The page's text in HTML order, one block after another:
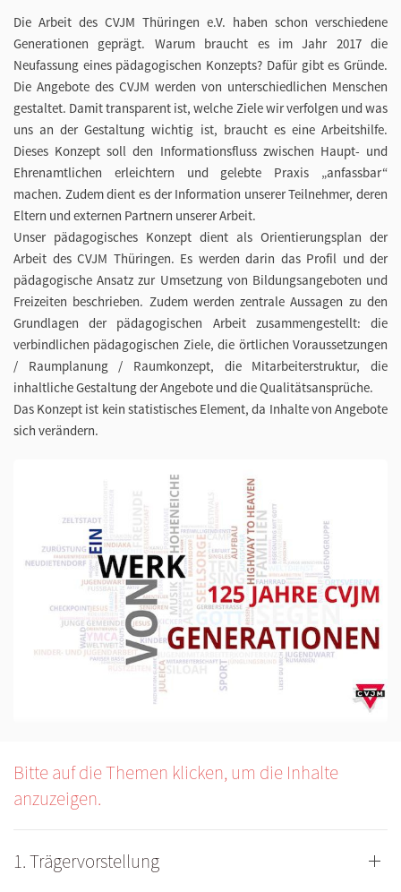
Die Arbeit des CVJM Thüringen e.V. haben schon verschiedene
Generationen geprägt. Warum braucht es im Jahr 2017 die
Neufassung eines pädagogischen Konzepts? Dafür gibt es Gründe.
Die Angebote des CVJM werden von unterschiedlichen Menschen
gestaltet. Damit transparent ist, welche Ziele wir verfolgen und was
uns an der Gestaltung wichtig ist, braucht es eine Arbeitshilfe.
Dieses Konzept soll den Informationsfluss zwischen Haupt- und
Ehrenamtlichen erleichtern und gelebte Praxis „anfassbar“
machen. Zudem dient es der Information unserer Teilnehmer, deren
Eltern und externen Partnern unserer Arbeit.
Unser pädagogisches Konzept dient als Orientierungsplan der
Arbeit des CVJM Thüringen. Es werden darin das Profil und der
pädagogische Ansatz zur Umsetzung von Bildungsangeboten und
Freizeiten beschrieben. Zudem werden zentrale Aussagen zu den
Grundlagen der pädagogischen Arbeit zusammengestellt: die
verbindlichen pädagogischen Ziele, die örtlichen Voraussetzungen
/ Raumplanung / Raumkonzept, die Mitarbeiterstruktur, die
inhaltliche Gestaltung der Angebote und die Qualitätsansprüche.
Das Konzept ist kein statistisches Element, da Inhalte von Angebote
sich verändern.
Bitte auf die Themen klicken, um die Inhalte
anzuzeigen.
1. Trägervorstellung